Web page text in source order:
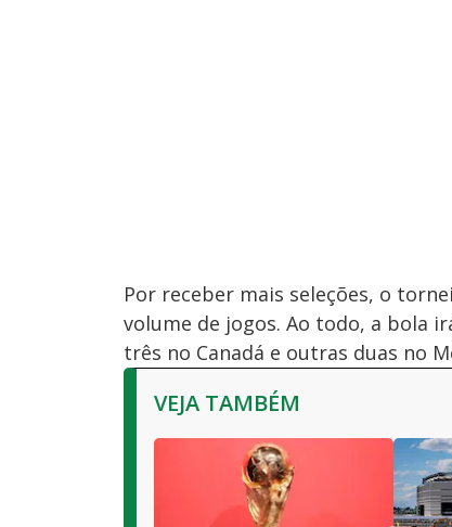
Por receber mais seleções, o
volume de jogos. Ao todo, a bola
três no Canadá e outras duas no
VEJA TAMBÉM